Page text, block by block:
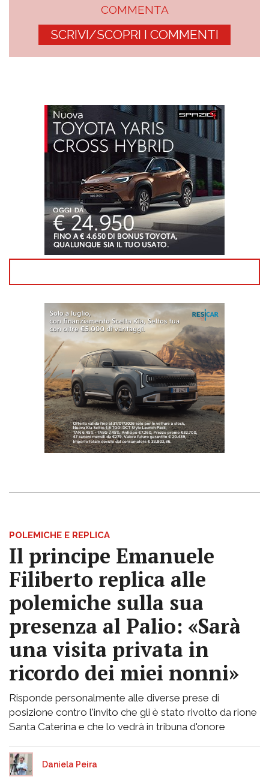
COMMENTA
SCRIVI/SCOPRI I COMMENTI
POLEMICHE E REPLICA
Il principe Emanuele
Filiberto replica alle
polemiche sulla sua
presenza al Palio: «Sarà
una visita privata in
ricordo dei miei nonni»
Risponde personalmente alle diverse prese di
posizione contro l'invito che gli è stato rivolto da rione
Santa Caterina e che lo vedrà in tribuna d'onore
Daniela Peira